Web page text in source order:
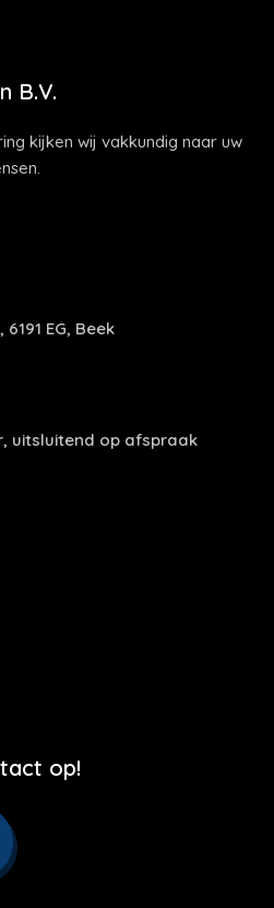
B.V.
kijken wij vakkundig naar uw
EG, Beek
uitsluitend op afspraak
op!